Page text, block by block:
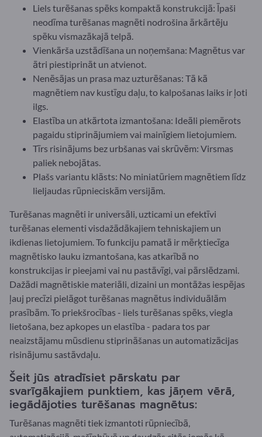
Liels turēšanas spēks kompaktā konstrukcijā: Īpaši
neodīma turēšanas magnēti nodrošina ārkārtēju
spēku vismazākajā telpā.
Vienkārša uzstādīšana un noņemšana: Magnētus var
ātri piestiprināt un atvienot.
Nenēsājas un prasa maz uzturēšanas: Tā kā
magnētiem nav kustīgu daļu, to kalpošanas laiks ir ļoti
ilgs.
Elastība un atkārtota izmantošana: Ideāli piemērots
pagaidu stiprinājumiem vai mainīgiem lietojumiem.
Tīrs risinājums bez urbšanas vai skrūvēm: Virsmas
paliek nebojātas.
Plašs variantu klāsts: No miniatūriem magnētiem līdz
lieljaudas rūpnieciskām versijām.
Turēšanas magnēti ir universāli, uzticami un efektīvi
turēšanas elementi visdažādākajiem tehniskajiem un
ikdienas lietojumiem. To funkciju pamatā ir mērķtiecīga
magnētisko lauku izmantošana, kas atkarībā no
konstrukcijas ir pieejami vai nu pastāvīgi, vai pārslēdzami.
Dažādi magnētiskie materiāli, dizaini un montāžas iespējas
ļauj precīzi pielāgot turēšanas magnētus individuālām
prasībām. To priekšrocības - liels turēšanas spēks, viegla
lietošana, bez apkopes un elastība - padara tos par
neaizstājamu mūsdienu stiprināšanas un automatizācijas
risinājumu sastāvdaļu.
Šeit jūs atradīsiet pārskatu par
svarīgākajiem punktiem, kas jāņem vērā,
iegādājoties turēšanas magnētus:
Turēšanas magnēti tiek izmantoti rūpniecībā,